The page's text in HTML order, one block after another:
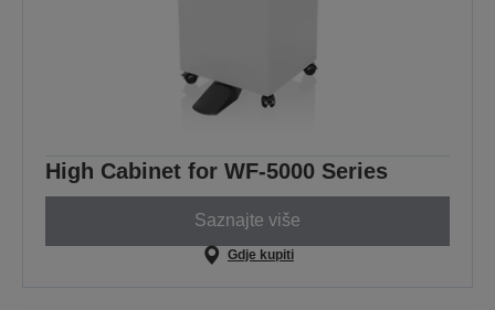
High Cabinet for WF-5000 Series
Saznajte više
Gdje kupiti